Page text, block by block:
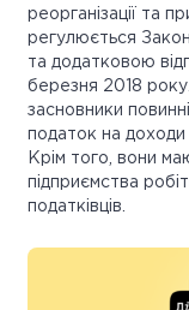
реорганізації та
регулюється
та додатковою
березня 2018
засновники повинні
податок на
Крім того, вони
підприємства
податківців.